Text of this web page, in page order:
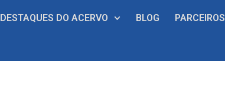
DESTAQUES DO ACERVO BLOG PARCEIROS